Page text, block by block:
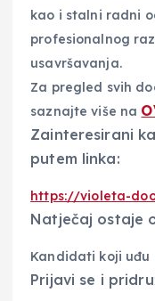
kao i stalni radni
profesionalnog
usavršavanja.
​Za pregled svih
saznajte više na
​Zainteresirani
putem linka:
https://violeta-
​Natječaj ostaje
Kandidati koji uđu
​Prijavi se i